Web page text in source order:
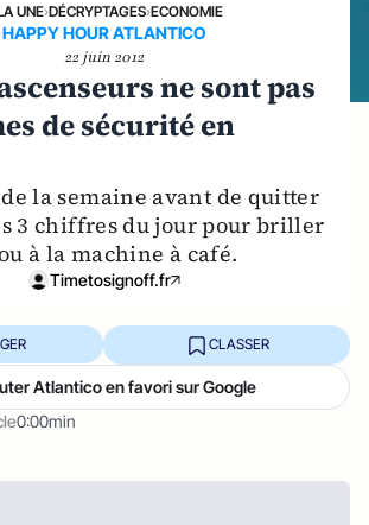
UNE›DÉCRYPTAGES›ECONOMIE
HAPPY HOUR ATLANTICO
22 juin 2012
ne sont pas
de sécurité en
la semaine avant de quitter
3 chiffres du jour pour briller
à la machine à café.
Timetosignoff.fr
0:00min
CLASSER
Atlantico en favori sur Google